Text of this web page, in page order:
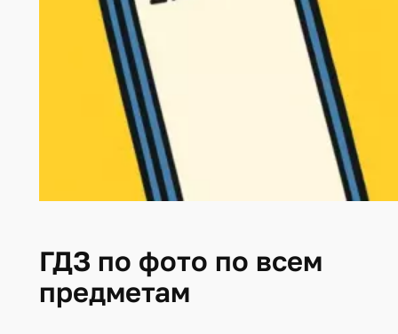
ГДЗ по фото по всем
предметам